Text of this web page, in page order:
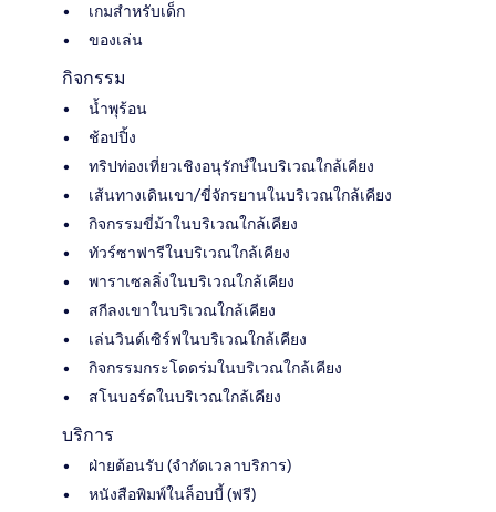
เกมสำหรับเด็ก
ของเล่น
กิจกรรม
น้ำพุร้อน
ช้อปปิ้ง
ทริปท่องเที่ยวเชิงอนุรักษ์ในบริเวณใกล้เคียง
เส้นทางเดินเขา/ขี่จักรยานในบริเวณใกล้เคียง
กิจกรรมขี่ม้าในบริเวณใกล้เคียง
ทัวร์ซาฟารีในบริเวณใกล้เคียง
พาราเซลลิ่งในบริเวณใกล้เคียง
สกีลงเขาในบริเวณใกล้เคียง
เล่นวินด์เซิร์ฟในบริเวณใกล้เคียง
กิจกรรมกระโดดร่มในบริเวณใกล้เคียง
สโนบอร์ดในบริเวณใกล้เคียง
บริการ
ฝ่ายต้อนรับ (จำกัดเวลาบริการ)
หนังสือพิมพ์ในล็อบบี้ (ฟรี)